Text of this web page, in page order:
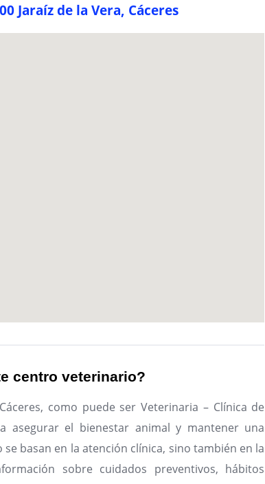
Jaraíz de la Vera, Cáceres
centro veterinario?
como puede ser Veterinaria – Clínica de
asegurar el bienestar animal y mantener una
basan en la atención clínica, sino también en la
sobre cuidados preventivos, hábitos